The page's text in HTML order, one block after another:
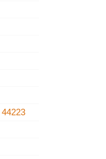
44223